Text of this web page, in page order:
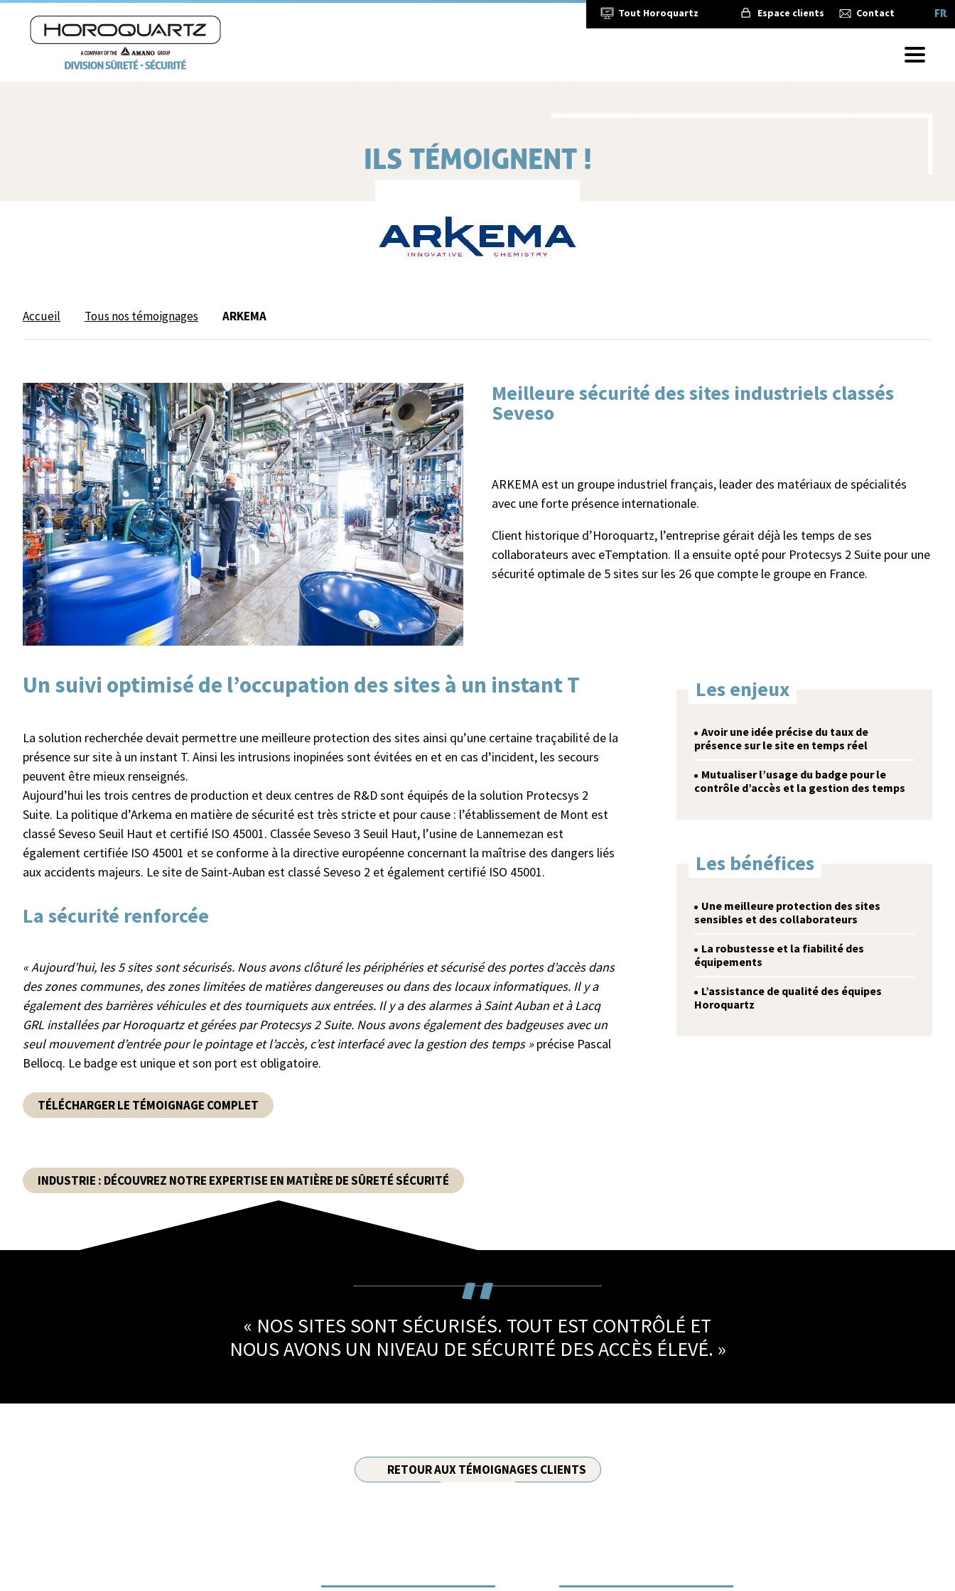
Tout Horoquartz Espace clients Contact
ILS TÉMOIGNENT !
Accueil Tous nos témoignages ARKEMA
Meilleure sécurité des sites industriels classés
Seveso
ARKEMA est un groupe industriel français, leader des matériaux de spécialités
avec une forte présence internationale.
Client historique d’Horoquartz, l’entreprise gérait déjà les temps de ses
collaborateurs avec eTemptation. Il a ensuite opté pour Protecsys 2 Suite pour une
sécurité optimale de 5 sites sur les 26 que compte le groupe en France.
Un suivi optimisé de l’occupation des sites à un instant T
La solution recherchée devait permettre une meilleure protection des sites ainsi qu’une certaine traçabilité de la
présence sur site à un instant T. Ainsi les intrusions inopinées sont évitées en et en cas d’incident, les secours
peuvent être mieux renseignés.
Aujourd’hui les trois centres de production et deux centres de R&D sont équipés de la solution Protecsys 2
Suite. La politique d’Arkema en matière de sécurité est très stricte et pour cause : l’établissement de Mont est
classé Seveso Seuil Haut et certifié ISO 45001. Classée Seveso 3 Seuil Haut, l’usine de Lannemezan est
également certifiée ISO 45001 et se conforme à la directive européenne concernant la maîtrise des dangers liés
aux accidents majeurs. Le site de Saint-Auban est classé Seveso 2 et également certifié ISO 45001.
La sécurité renforcée
« Aujourd’hui, les 5 sites sont sécurisés. Nous avons clôturé les périphéries et sécurisé des portes d’accès dans
des zones communes, des zones limitées de matières dangereuses ou dans des locaux informatiques. Il y a
également des barrières véhicules et des tourniquets aux entrées. Il y a des alarmes à Saint Auban et à Lacq
GRL installées par Horoquartz et gérées par Protecsys 2 Suite. Nous avons également des badgeuses avec un
seul mouvement d’entrée pour le pointage et l’accès, c’est interfacé avec la gestion des temps » précise Pascal
Bellocq. Le badge est unique et son port est obligatoire.
TÉLÉCHARGER LE TÉMOIGNAGE COMPLET
INDUSTRIE : DÉCOUVREZ NOTRE EXPERTISE EN MATIÈRE DE SÛRETÉ SÉCURITÉ
Les enjeux
Avoir une idée précise du taux de
présence sur le site en temps réel
Mutualiser l’usage du badge pour le
contrôle d’accès et la gestion des temps
Les bénéfices
Une meilleure protection des sites
sensibles et des collaborateurs
La robustesse et la fiabilité des
équipements
L’assistance de qualité des équipes
Horoquartz
« NOS SITES SONT SÉCURISÉS. TOUT EST CONTRÔLÉ ET
NOUS AVONS UN NIVEAU DE SÉCURITÉ DES ACCÈS ÉLEVÉ. »
RETOUR AUX TÉMOIGNAGES CLIENTS